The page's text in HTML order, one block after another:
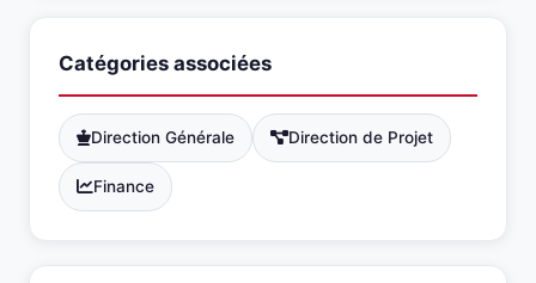
Catégories associées
Direction Générale Direction de Projet
Finance